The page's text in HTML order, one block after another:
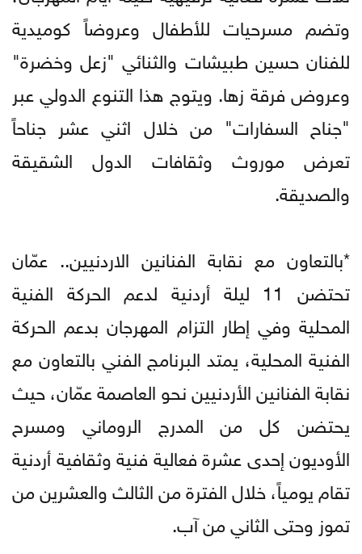
وتضم مسرحيات للأطفال وعروضاً كوميدية
للفنان حسين طبيشات والثنائي "زعل وخضرة"
وعروض فرقة زها. ويتوج هذا التنوع الدولي عبر
"جناح السفارات" من خلال اثني عشر جناحاً
تعرض موروث وثقافات الدول الشقيقة
والصديقة.
*بالتعاون مع نقابة الفنانين الاردنيين.. عمّان
تحتضن 11 ليلة أردنية لدعم الحركة الفنية
المحلية وفي إطار التزام المهرجان بدعم الحركة
الفنية المحلية، يمتد البرنامج الفني بالتعاون مع
نقابة الفنانين الأردنيين نحو العاصمة عمّان، حيث
يحتضن كل من المدرج الروماني ومسرح
الأوديون إحدى عشرة فعالية فنية وثقافية أردنية
تقام يومياً، خلال الفترة من الثالث والعشرين من
تموز وحتى الثاني من آب.